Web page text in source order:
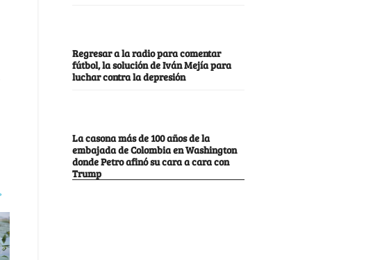
Regresar a la radio para comentar
fútbol, la solución de Iván Mejía para
luchar contra la depresión
La casona más de 100 años de la
embajada de Colombia en Washington
donde Petro afinó su cara a cara con
Trump